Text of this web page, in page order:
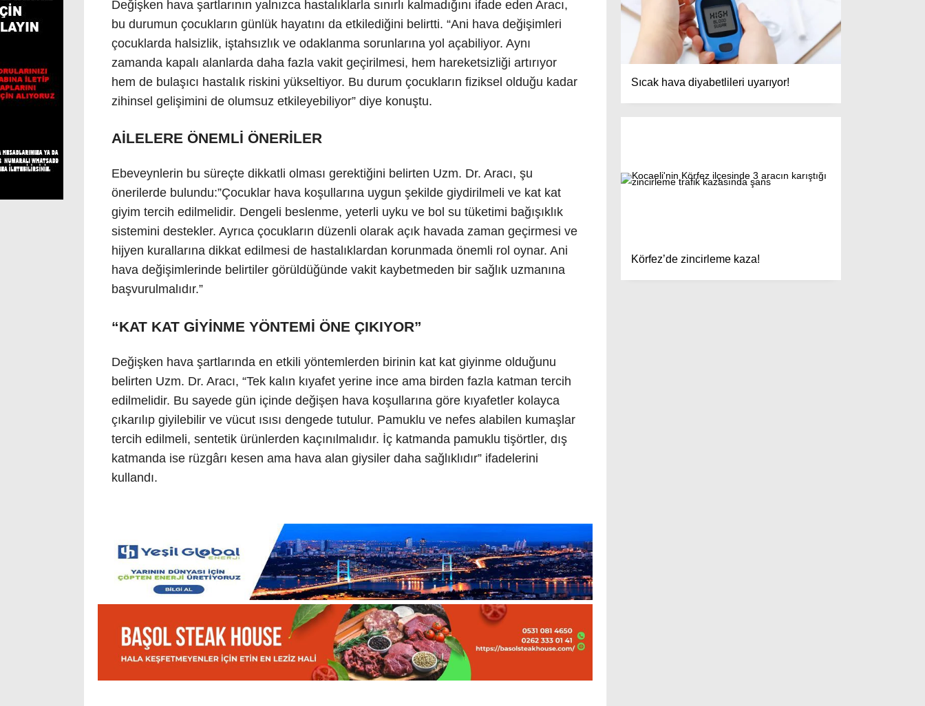
Değişken hava şartlarının yalnızca hastalıklarla sınırlı kalmadığını ifade eden Aracı,
bu durumun çocukların günlük hayatını da etkilediğini belirtti. “Ani hava değişimleri
çocuklarda halsizlik, iştahsızlık ve odaklanma sorunlarına yol açabiliyor. Aynı
zamanda kapalı alanlarda daha fazla vakit geçirilmesi, hem hareketsizliği artırıyor
hem de bulaşıcı hastalık riskini yükseltiyor. Bu durum çocukların fiziksel olduğu kadar
zihinsel gelişimini de olumsuz etkileyebiliyor” diye konuştu.
AİLELERE ÖNEMLİ ÖNERİLER
Ebeveynlerin bu süreçte dikkatli olması gerektiğini belirten Uzm. Dr. Aracı, şu
önerilerde bulundu:”Çocuklar hava koşullarına uygun şekilde giydirilmeli ve kat kat
giyim tercih edilmelidir. Dengeli beslenme, yeterli uyku ve bol su tüketimi bağışıklık
sistemini destekler. Ayrıca çocukların düzenli olarak açık havada zaman geçirmesi ve
hijyen kurallarına dikkat edilmesi de hastalıklardan korunmada önemli rol oynar. Ani
hava değişimlerinde belirtiler görüldüğünde vakit kaybetmeden bir sağlık uzmanına
başvurulmalıdır.”
“KAT KAT GİYİNME YÖNTEMİ ÖNE ÇIKIYOR”
Değişken hava şartlarında en etkili yöntemlerden birinin kat kat giyinme olduğunu
belirten Uzm. Dr. Aracı, “Tek kalın kıyafet yerine ince ama birden fazla katman tercih
edilmelidir. Bu sayede gün içinde değişen hava koşullarına göre kıyafetler kolayca
çıkarılıp giyilebilir ve vücut ısısı dengede tutulur. Pamuklu ve nefes alabilen kumaşlar
tercih edilmeli, sentetik ürünlerden kaçınılmalıdır. İç katmanda pamuklu tişörtler, dış
katmanda ise rüzgârı kesen ama hava alan giysiler daha sağlıklıdır” ifadelerini
kullandı.
Sıcak hava diyabetlileri uyarıyor!
Körfez’de zincirleme kaza!